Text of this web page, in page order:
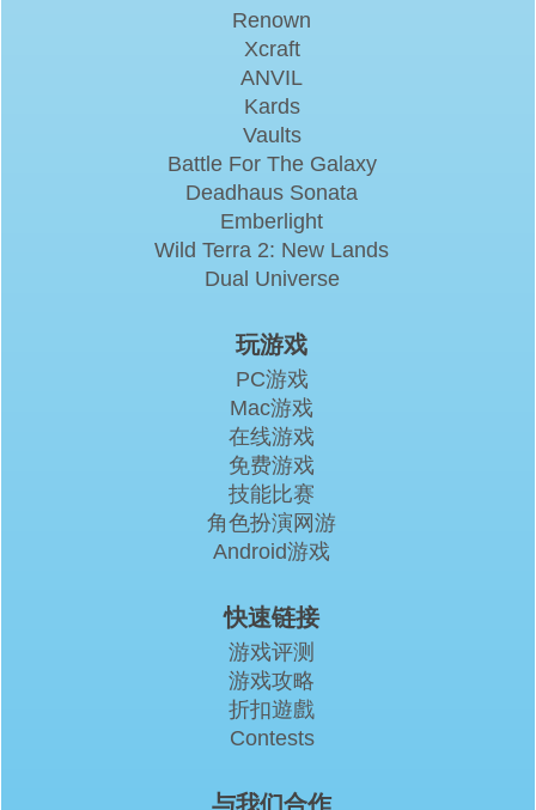
Renown
Xcraft
ANVIL
Kards
Vaults
Battle For The Galaxy
Deadhaus Sonata
Emberlight
Wild Terra 2: New Lands
Dual Universe
玩游戏
PC游戏
Mac游戏
在线游戏
免费游戏
技能比赛
角色扮演网游
Android游戏
快速链接
游戏评测
游戏攻略
折扣遊戲
Contests
与我们合作